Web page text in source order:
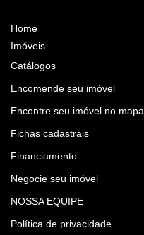
Home
Imóveis
Catálogos
Encomende seu imóvel
Encontre seu imóvel no mapa
Fichas cadastrais
Financiamento
Negocie seu imóvel
NOSSA EQUIPE
Política de privacidade